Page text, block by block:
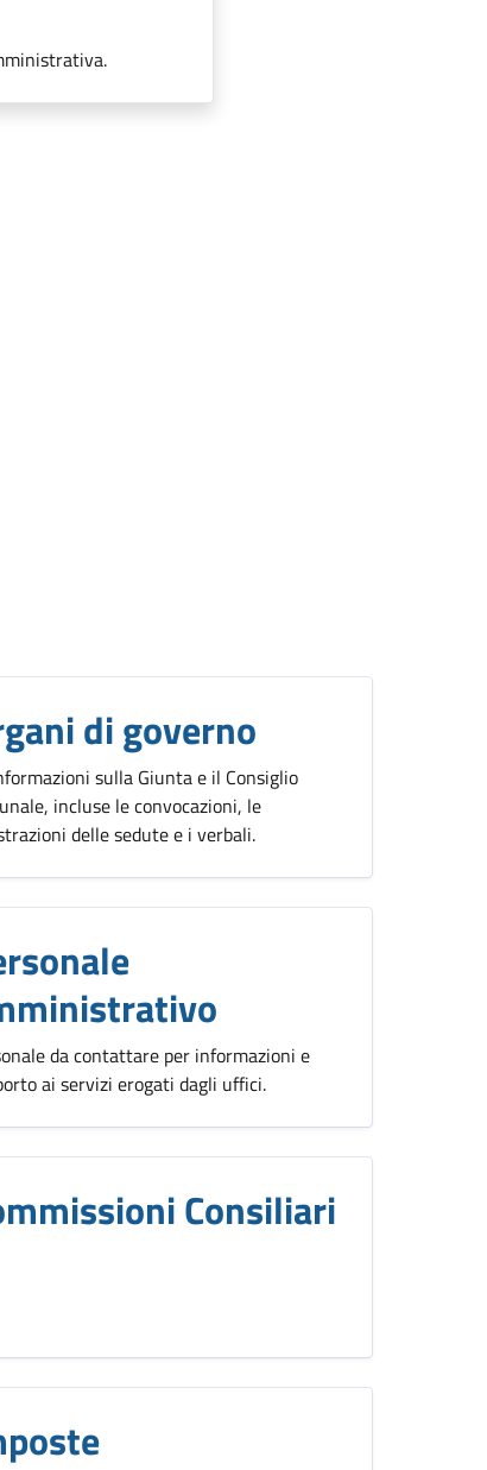
di governo
sulla Giunta e il Consiglio
incluse le convocazioni, le
delle sedute e i verbali.
da contattare per informazioni e
ai servizi erogati dagli uffici.
Consiliari